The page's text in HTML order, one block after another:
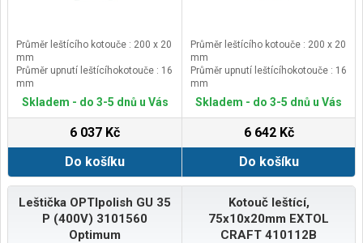
Průměr leštícího kotouče : 200 x 20
mm
Průměr upnutí leštícíhokotouče : 16
mm
Otáčky: 2850ot/min
Příkon: 600 W
Skladem - do 3-5 dnů u Vás
6 037 Kč
Do košíku
Průměr leštícího kotouče : 200 x 20
mm
Průměr upnutí leštícíhokotouče : 16
mm
Otáčky: 2850ot/min
Příkon: 600 W
Skladem - do 3-5 dnů u Vás
6 642 Kč
Do košíku
Leštička OPTIpolish GU 35
P (400V) 3101560
Optimum
Kotouč leštící,
75x10x20mm EXTOL
CRAFT 410112B